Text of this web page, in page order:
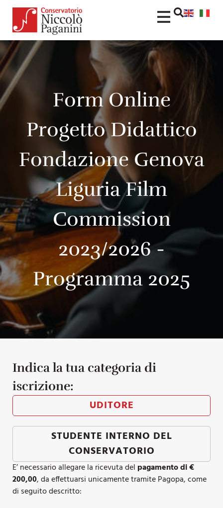
contenuto
Form Online
Progetto Didattico
Fondazione Genova
Liguria Film
Commission
2023/2026 -
Programma 2025
Indica la tua categoria di
iscrizione:
UDITORE
STUDENTE INTERNO DEL
CONSERVATORIO
E’ necessario allegare la ricevuta del pagamento di €
200,00, da effettuarsi unicamente tramite Pagopa, come
di seguito descritto: